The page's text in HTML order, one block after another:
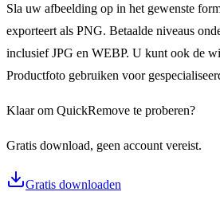
Sla uw afbeelding op in het gewenste
exporteert als PNG. Betaalde niveaus
inclusief JPG en WEBP. U kunt ook de
Productfoto gebruiken voor
Klaar om QuickRemove te proberen?
Gratis download, geen account vereist.
Gratis downloaden